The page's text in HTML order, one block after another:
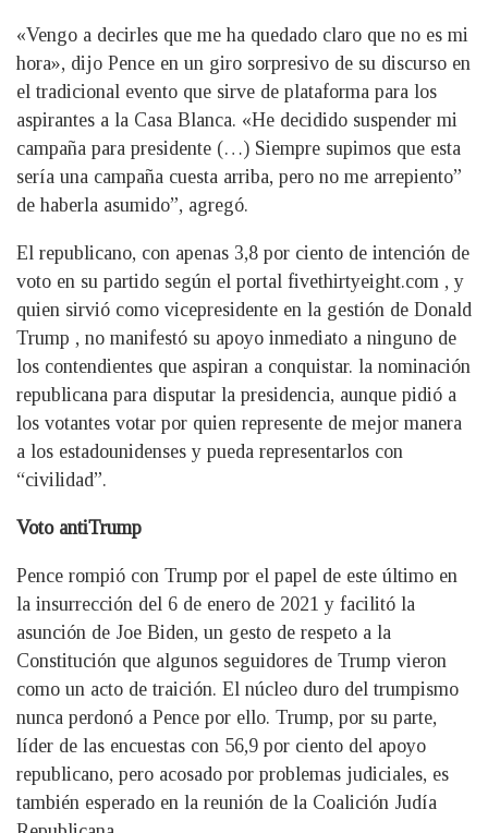
«Vengo a decirles que me ha quedado claro que no es mi
hora», dijo Pence en un giro sorpresivo de su discurso en
el tradicional evento que sirve de plataforma para los
aspirantes a la Casa Blanca. «He decidido suspender mi
campaña para presidente (…) Siempre supimos que esta
sería una campaña cuesta arriba, pero no me arrepiento”
de haberla asumido”, agregó.
El republicano, con apenas 3,8 por ciento de intención de
voto en su partido según el portal fivethirtyeight.com , y
quien sirvió como vicepresidente en la gestión de Donald
Trump , no manifestó su apoyo inmediato a ninguno de
los contendientes que aspiran a conquistar. la nominación
republicana para disputar la presidencia, aunque pidió a
los votantes votar por quien represente de mejor manera
a los estadounidenses y pueda representarlos con
“civilidad”.
Voto antiTrump
Pence rompió con Trump por el papel de este último en
la insurrección del 6 de enero de 2021 y facilitó la
asunción de Joe Biden, un gesto de respeto a la
Constitución que algunos seguidores de Trump vieron
como un acto de traición. El núcleo duro del trumpismo
nunca perdonó a Pence por ello. Trump, por su parte,
líder de las encuestas con 56,9 por ciento del apoyo
republicano, pero acosado por problemas judiciales, es
también esperado en la reunión de la Coalición Judía